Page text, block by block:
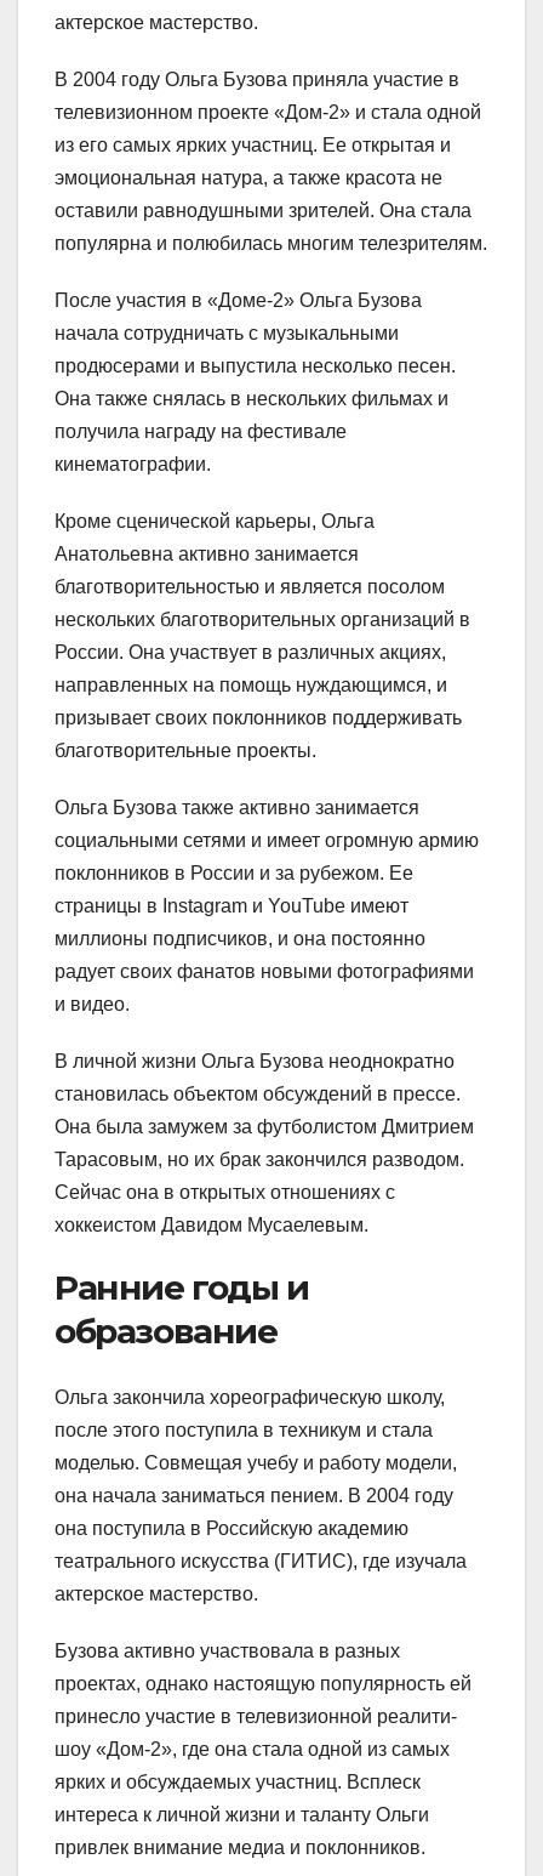
актерское мастерство.
В 2004 году Ольга Бузова приняла участие в
телевизионном проекте «Дом-2» и стала одной
из его самых ярких участниц. Ее открытая и
эмоциональная натура, а также красота не
оставили равнодушными зрителей. Она стала
популярна и полюбилась многим телезрителям.
После участия в «Доме-2» Ольга Бузова
начала сотрудничать с музыкальными
продюсерами и выпустила несколько песен.
Она также снялась в нескольких фильмах и
получила награду на фестивале
кинематографии.
Кроме сценической карьеры, Ольга
Анатольевна активно занимается
благотворительностью и является посолом
нескольких благотворительных организаций в
России. Она участвует в различных акциях,
направленных на помощь нуждающимся, и
призывает своих поклонников поддерживать
благотворительные проекты.
Ольга Бузова также активно занимается
социальными сетями и имеет огромную армию
поклонников в России и за рубежом. Ее
страницы в Instagram и YouTube имеют
миллионы подписчиков, и она постоянно
радует своих фанатов новыми фотографиями
и видео.
В личной жизни Ольга Бузова неоднократно
становилась объектом обсуждений в прессе.
Она была замужем за футболистом Дмитрием
Тарасовым, но их брак закончился разводом.
Сейчас она в открытых отношениях с
хоккеистом Давидом Мусаелевым.
Ранние годы и
образование
Ольга закончила хореографическую школу,
после этого поступила в техникум и стала
моделью. Совмещая учебу и работу модели,
она начала заниматься пением. В 2004 году
она поступила в Российскую академию
театрального искусства (ГИТИС), где изучала
актерское мастерство.
Бузова активно участвовала в разных
проектах, однако настоящую популярность ей
принесло участие в телевизионной реалити-
шоу «Дом-2», где она стала одной из самых
ярких и обсуждаемых участниц. Всплеск
интереса к личной жизни и таланту Ольги
привлек внимание медиа и поклонников.